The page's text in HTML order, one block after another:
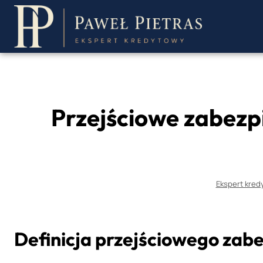
Przejdź
treści
Przejściowe
Ekspert
Definicja przejściowego